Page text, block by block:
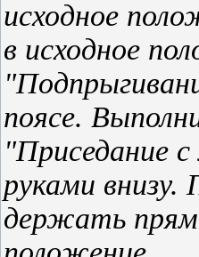
исходное
в исходное
поясе.
"Приседание
руками внизу.
держать